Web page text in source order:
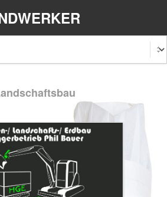
Hessen
Niedersachsen
Rheinland-Pfalz
Holstein Thüringen